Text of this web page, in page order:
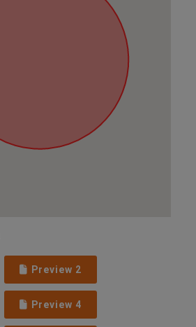
Preview 2
Preview 4